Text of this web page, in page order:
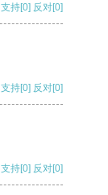
支持[0] 反对[0]
支持[0] 反对[0]
支持[0] 反对[0]